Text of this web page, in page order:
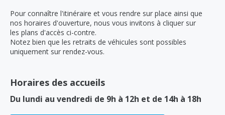
Pour connaître l'itinéraire et vous rendre sur place ainsi que
nos horaires d'ouverture, nous vous invitons à cliquer sur
les plans d'accès ci-contre.
Notez bien que les retraits de véhicules sont possibles
uniquement sur rendez-vous.
Horaires des accueils
Du lundi au vendredi de 9h à 12h et de 14h à 18h